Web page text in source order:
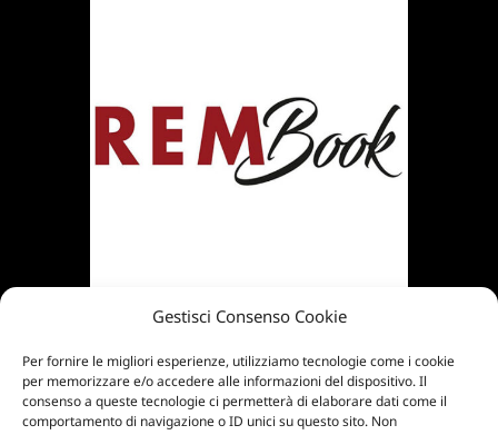
Gestisci Consenso Cookie
Per fornire le migliori esperienze, utilizziamo tecnologie come i cookie
per memorizzare e/o accedere alle informazioni del dispositivo. Il
consenso a queste tecnologie ci permetterà di elaborare dati come il
comportamento di navigazione o ID unici su questo sito. Non